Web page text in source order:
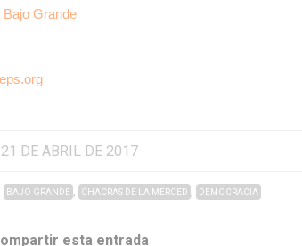
Bajo Grande
21 DE ABRIL DE 2017
BAJO GRANDE , CHACRAS DE LA MERCED , DEMOCRACIA
esta entrada